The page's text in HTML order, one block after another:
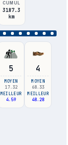
CUMUL
3187.3
km
5
MOYEN
17.32
MEILLEUR
4.59
4
MOYEN
68.33
MEILLEUR
48.28